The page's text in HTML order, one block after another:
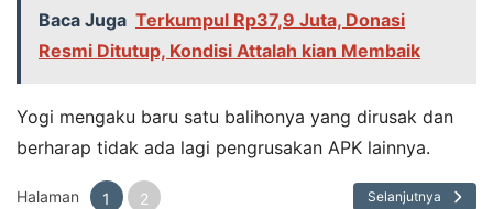
Baca Juga Terkumpul Rp37,9 Juta, Donasi
Resmi Ditutup, Kondisi Attalah kian Membaik
Yogi mengaku baru satu balihonya yang dirusak dan
berharap tidak ada lagi pengrusakan APK lainnya.
Halaman 1 2 Selanjutnya